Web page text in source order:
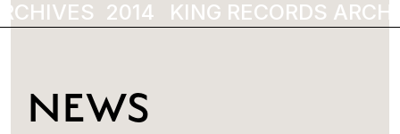
2014 KING RECORDS
NEWS